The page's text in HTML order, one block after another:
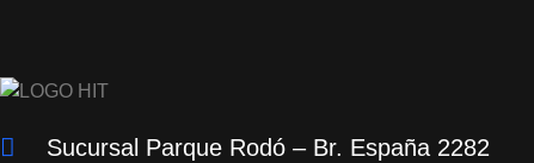
Sucursal Parque Rodó – Br. España 2282